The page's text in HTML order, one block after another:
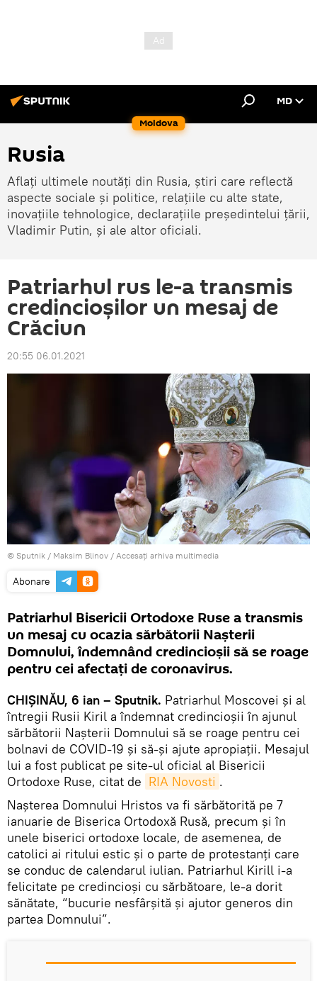
Moldova
MD
Rusia
Aflați ultimele noutăți din Rusia, știri care reflectă
aspecte sociale și politice, relațiile cu alte state,
inovațiile tehnologice, declarațiile președintelui țării,
Vladimir Putin, și ale altor oficiali.
Patriarhul rus le-a transmis
credincioșilor un mesaj de
Crăciun
20:55 06.01.2021
© Sputnik / Maksim Blinov / Accesați arhiva multimedia
Abonare
Patriarhul Bisericii Ortodoxe Ruse a transmis
un mesaj cu ocazia sărbătorii Nașterii
Domnului, îndemnând credincioșii să se roage
pentru cei afectați de coronavirus.
CHIȘINĂU, 6 ian – Sputnik. Patriarhul Moscovei și al
întregii Rusii Kiril a îndemnat credincioșii în ajunul
sărbătorii Nașterii Domnului să se roage pentru cei
bolnavi de COVID-19 și să-și ajute apropiații. Mesajul
lui a fost publicat pe site-ul oficial al Bisericii
Ortodoxe Ruse, citat de RIA Novosti .
Nașterea Domnului Hristos va fi sărbătorită pe 7
ianuarie de Biserica Ortodoxă Rusă, precum și în
unele biserici ortodoxe locale, de asemenea, de
catolici ai ritului estic și o parte de protestanți care
se conduc de calendarul iulian. Patriarhul Kirill i-a
felicitate pe credincioși cu sărbătoare, le-a dorit
sănătate, “bucurie nesfârșită și ajutor generos din
partea Domnului”.